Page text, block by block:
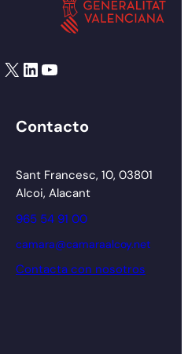
X LinkedIn YouTube
Contacto
Sant Francesc, 10, 03801
Alcoi, Alacant
965 54 91 00
camara@camaraalcoy.net
Contacta con nosotros